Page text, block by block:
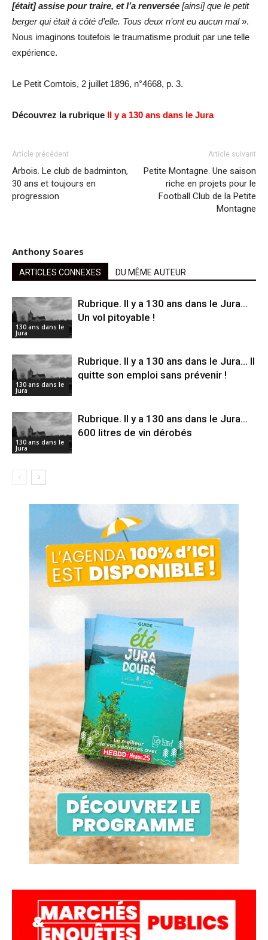
[était] assise pour traire, et l’a renversée [ainsi] que le petit
berger qui était à côté d’elle. Tous deux n’ont eu aucun mal».
Nous imaginons toutefois le traumatisme produit par une telle
expérience.
Le Petit Comtois, 2 juillet 1896, n°4668, p. 3.
Découvrez la rubrique Il y a 130 ans dans le Jura
Article précédent
Arbois. Le club de badminton,
30 ans et toujours en
progression
Article suivant
Petite Montagne. Une saison
riche en projets pour le
Football Club de la Petite
Montagne
Anthony Soares
ARTICLES CONNEXES DU MÊME AUTEUR
130 ans dans le
Jura
Rubrique. ll y a 130 ans dans le Jura…
Un vol pitoyable !
130 ans dans le
Jura
Rubrique. Il y a 130 ans dans le Jura… Il
quitte son emploi sans prévenir !
130 ans dans le
Jura
Rubrique. Il y a 130 ans dans le Jura…
600 litres de vin dérobés